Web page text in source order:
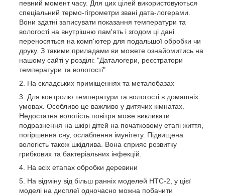
певний момент часу. Для цих цілей використовуються
спеціальний термо-гігрометри звані дата-логерами.
Вони здатні записувати показання температури та
вологості на внутрішню пам'ять і згодом ці дані
переносяться на комп'ютер для подальшої обробки чи
друку. З такими приладами ви можете ознайомитись на
нашому сайті у розділі: "Даталогери, реєстратори
температури та вологості"
На складських приміщеннях та металобазах
Для контролю температури та вологості в домашніх
умовах. Особливо це важливо у дитячих кімнатах.
Недостатня вологість повітря може викликати
подразнення на шкірі дітей на початковому етапі життя,
погіршення сну, ослаблення імунітету. Підвищена
вологість також шкідлива. Вона сприяє розвитку
грибкових та бактеріальних інфекцій.
На всіх етапах обробки деревини
На відміну від більш ранніх моделей НТС-2, у цієї
моделі на дисплеї одночасно можна побачити